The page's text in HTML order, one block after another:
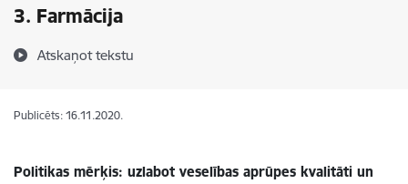
3. Farmācija
Atskaņot tekstu
Publicēts: 16.11.2020.
Politikas mērķis: uzlabot veselības aprūpes kvalitāti un